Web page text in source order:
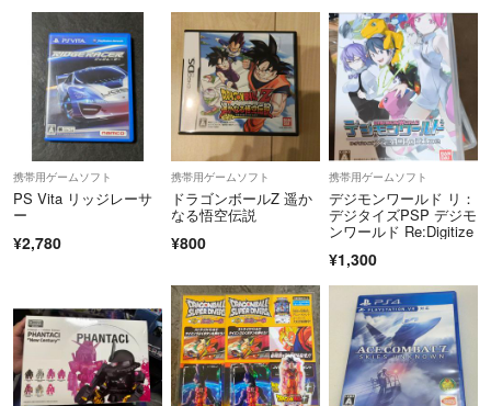
装いたしますのでご購入前にメッセージよろしくお願いいたします。
携帯用ゲームソフト
PS Vita リッジレーサ
ー
¥2,780
携帯用ゲームソフト
ドラゴンボールZ 遥か
なる悟空伝説
¥800
携帯用ゲームソフト
デジモンワールド リ：
デジタイズPSP デジモ
ンワールド Re:Digitize
¥1,300